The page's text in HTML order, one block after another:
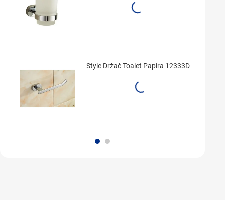
Style Držač Toalet Papira 12333D